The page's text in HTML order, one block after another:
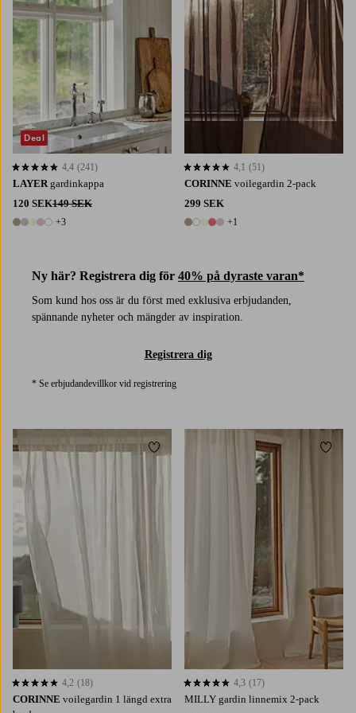
LAYER gardinkappa
120 SEK149 SEK
8 färger
+3
4,4 baserat på 241 st betyg
4,4 (241)
Deal
Ny här? Registrera dig för 40% på dyraste varan*
Som kund hos oss är du först med exklusiva erbjudanden,
spännande nyheter och mängder av inspiration.
Registrera dig
* Se erbjudandevillkor vid registrering
CORINNE voilegardin 2-pack
299 SEK
6 färger
+1
4,1 baserat på 51 st betyg
4,1 (51)
CORINNE voilegardin 1 längd extra
4,2 baserat på 18 st betyg
4,2 (18)
Lägg till i favoriter
250
MILLY gardin linnemix 2-pack
4,3 baserat på 17 st betyg
4,3 (17)
Lägg